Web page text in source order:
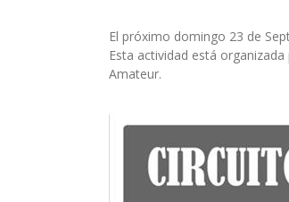
El próximo domingo 23 de
Esta actividad está
Amateur.